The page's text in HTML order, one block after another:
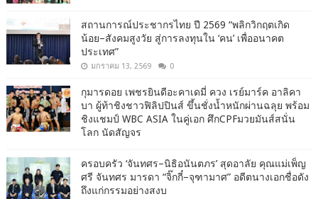
สถานการณ์ประชากรไทย ปี 2569 “พลิกวิกฤตเกิด
น้อย–สังคมสูงวัย สู่การลงทุนใน ‘คน’ เพื่ออนาคต
ประเทศ”
มกราคม 13, 2569 0
กุมารดอย เพชรยินดีอะคาเดมี่ ควง เรย์มาร์ค อาลิคา
บา ผู้ท้าชิงชาวฟิลิปปินส์ ขึ้นชั่งน้ำหนักผ่านฉลุย พร้อม
ชิงแชมป์ WBC ASIA ในคู่เอก ศึกCPFมวยมันส์สนั่น
โลก นัดสัญจร
ครอบครัว ‘จันทศร–นิธิอนันตภร’ สุดอาลัย คุณแม่เพ็ญ
ศรี จันทศร มารดา “จิ๊กกี๋–จุฑามาศ” อดีตนางเอกชื่อดัง
ถึงแก่กรรมอย่างสงบ